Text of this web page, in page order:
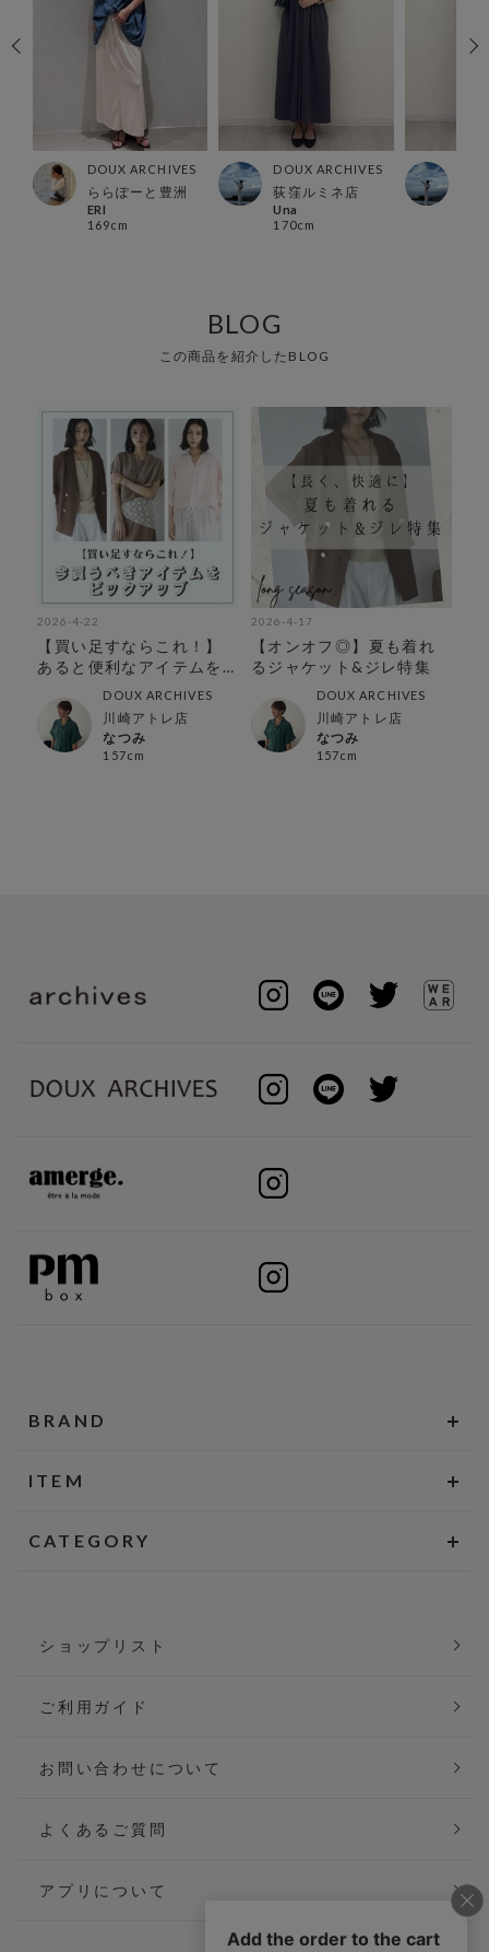
DOUX ARCHIVES
ららぽーと豊洲
ERI
169cm
DOUX ARCHIVES
荻窪ルミネ店
Una
170cm
BLOG
この商品を紹介したBLOG
2026-4-22
【買い足すならこれ！】
あると便利なアイテムを
ピックアップDOUX ARCHIVES
川崎アトレ店
なつみ
157cm
2026-4-17
【オンオフ◎】夏も着れ
るジャケット&ジレ特集
DOUX ARCHIVES
川崎アトレ店
なつみ
157cm
BRAND
ITEM
CATEGORY
ショップリスト
ご利用ガイド
お問い合わせについて
よくあるご質問
アプリについて